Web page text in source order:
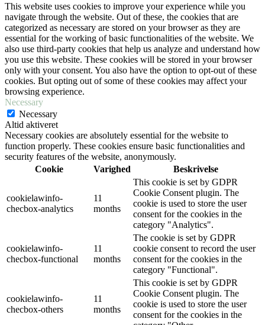
This website uses cookies to improve your experience while you
navigate through the website. Out of these, the cookies that are
categorized as necessary are stored on your browser as they are
essential for the working of basic functionalities of the website. We
also use third-party cookies that help us analyze and understand how
you use this website. These cookies will be stored in your browser
only with your consent. You also have the option to opt-out of these
cookies. But opting out of some of these cookies may affect your
browsing experience.
Necessary
Necessary
Altid aktiveret
Necessary cookies are absolutely essential for the website to
function properly. These cookies ensure basic functionalities and
security features of the website, anonymously.
Cookie
Varighed Beskrivelse
cookielawinfo-
checbox-analytics
11
months
This cookie is set by GDPR
Cookie Consent plugin. The
cookie is used to store the user
consent for the cookies in the
category "Analytics".
cookielawinfo-
checbox-functional
11
months
The cookie is set by GDPR
cookie consent to record the user
consent for the cookies in the
category "Functional".
cookielawinfo-
checbox-others
11
months
This cookie is set by GDPR
Cookie Consent plugin. The
cookie is used to store the user
consent for the cookies in the